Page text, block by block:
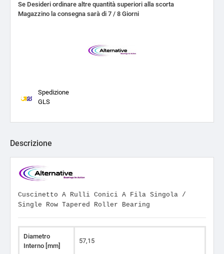
Se Desideri ordinare altre quantità superiori alla scorta
Magazzino la consegna sarà di 7 / 8 Giorni
Spedizione
GLS
Descrizione
Cuscinetto A Rulli Conici A Fila Singola /
Single Row Tapered Roller Bearing
Diametro
Interno [mm]
57,15